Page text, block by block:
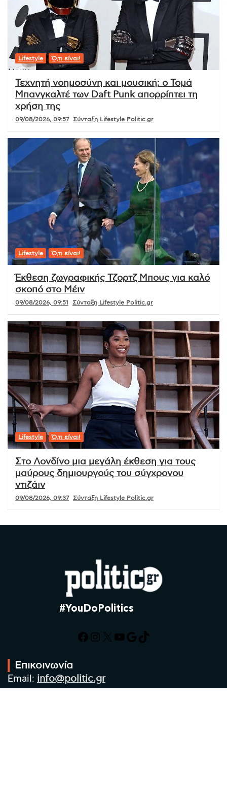
Lifestyle Ό,τι είναι!
Τεχνητή νοημοσύνη και μουσική: ο Τομά
Μπανγκαλτέ των Daft Punk απορρίπτει τη
χρήση της
09/08/2026, 09:57 Σύνταξη Lifestyle Politic.gr
Lifestyle Ό,τι είναι!
Έκθεση ζωγραφικής Τζορτζ Μπους για καλό
σκοπό στο Μέιν
09/08/2026, 09:51 Σύνταξη Lifestyle Politic.gr
Lifestyle Ό,τι είναι!
Στο Λονδίνο μια μεγάλη έκθεση για τους
μαύρους δημιουργούς του σύγχρονου
ντιζάιν
09/08/2026, 09:37 Σύνταξη Lifestyle Politic.gr
#YouDoPolitics
Facebook
Instagram
X YouTube
Google
TikTok
Επικοινωνία
Email: info@politic.gr
Τηλ: